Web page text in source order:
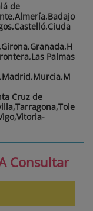
de
Palmas
Cruz de
Consultar